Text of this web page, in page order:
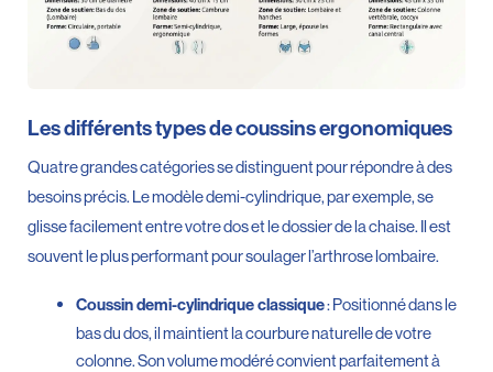
Les différents types de coussins ergonomiques
Quatre grandes catégories se distinguent pour répondre à des
besoins précis. Le modèle demi-cylindrique, par exemple, se
glisse facilement entre votre dos et le dossier de la chaise. Il est
souvent le plus performant pour soulager l’arthrose lombaire.
Coussin demi-cylindrique classique: Positionné dans le
bas du dos, il maintient la courbure naturelle de votre
colonne. Son volume modéré convient parfaitement à